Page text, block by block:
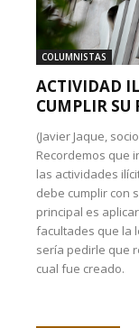
COLUMNISTAS
ACTIVIDAD
CUMPLIR SU
(Javier Jaque,
Recordemos que
las actividades
debe cumplir con
principal es
facultades que la
sería pedirle que
cual fue creado.